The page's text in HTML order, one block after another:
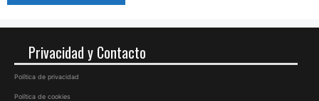
Privacidad y Contacto
Política de privacidad
Política de cookies